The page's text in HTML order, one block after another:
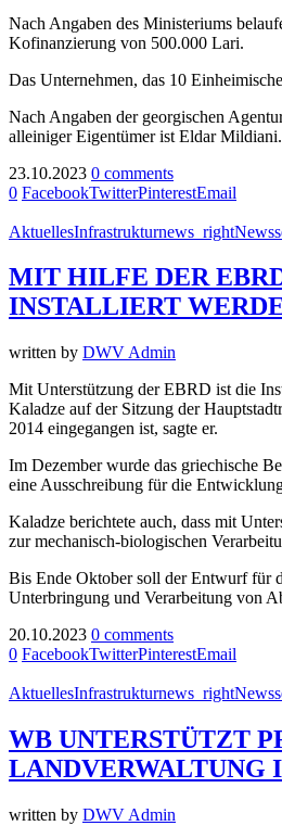
Nach Angaben des Ministeriums
Kofinanzierung von 500.000 Lari.
Das Unternehmen, das 10
Nach Angaben der georgischen
alleiniger Eigentümer ist Eldar Mildiani.
23.10.2023 0 comments
0 FacebookTwitterPinterestEmail
AktuellesInfrastrukturnews_right
MIT HILFE DER
INSTALLIERT
written by DWV Admin
Mit Unterstützung der EBRD ist die
Kaladze auf der Sitzung der
2014 eingegangen ist, sagte er.
Im Dezember wurde das griechische
eine Ausschreibung für die
Kaladze berichtete auch, dass mit
zur mechanisch-biologischen
Bis Ende Oktober soll der Entwurf für
Unterbringung und Verarbeitung von
20.10.2023 0 comments
0 FacebookTwitterPinterestEmail
AktuellesInfrastrukturnews_right
WB UNTERSTÜTZT
LANDVERWALTUNG
written by DWV Admin